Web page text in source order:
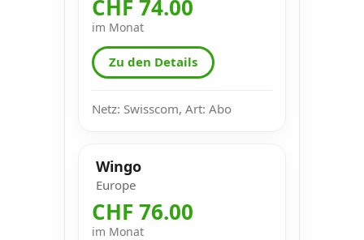
CHF 74.00
im Monat
Zu den Details
Netz: Swisscom, Art: Abo
Wingo
Europe
CHF 76.00
im Monat